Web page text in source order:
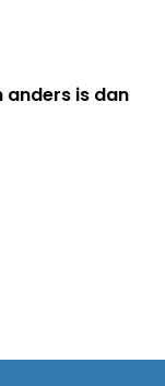
anders is dan